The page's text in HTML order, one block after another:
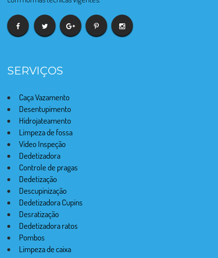
SERVIÇOS
Caça Vazamento
Desentupimento
Hidrojateamento
Limpeza de fossa
Vídeo Inspeção
Dedetizadora
Controle de pragas
Dedetização
Descupinização
Dedetizadora Cupins
Desratização
Dedetizadora ratos
Pombos
Limpeza de caixa